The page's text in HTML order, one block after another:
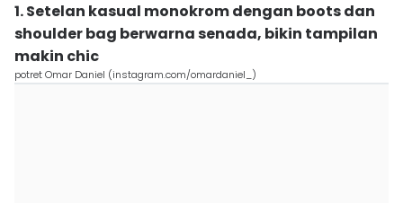
1. Setelan kasual monokrom dengan boots dan
shoulder bag berwarna senada, bikin tampilan
makin chic
potret Omar Daniel (instagram.com/omardaniel_)